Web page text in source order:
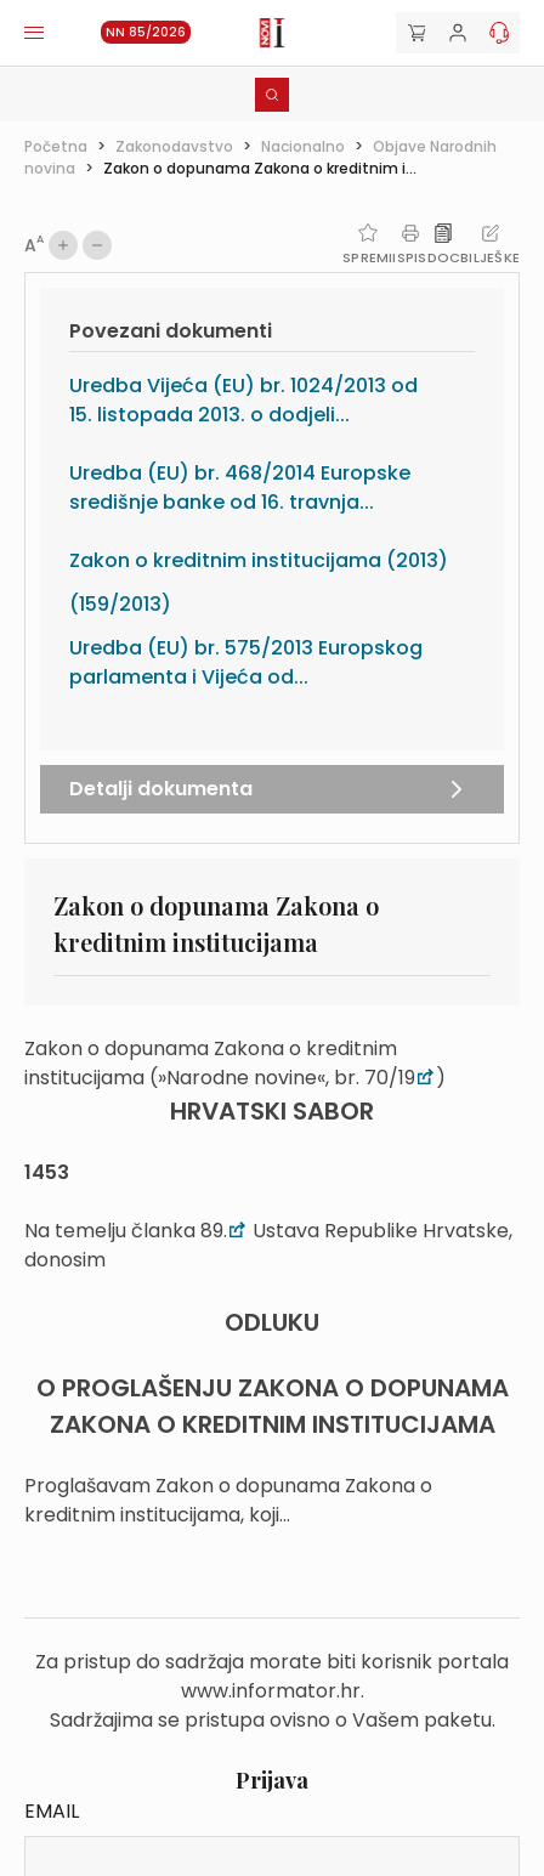
NN 85/2026
Početna > Zakonodavstvo > Nacionalno > Objave Narodnih
novina > Zakon o dopunama Zakona o kreditnim i...
AA
SPREMIISPISDOCBILJEŠKE
Povezani dokumenti
Uredba Vijeća (EU) br. 1024/2013 od
15. listopada 2013. o dodjeli...
Uredba (EU) br. 468/2014 Europske
središnje banke od 16. travnja...
Zakon o kreditnim institucijama (2013)
(159/2013)
Uredba (EU) br. 575/2013 Europskog
parlamenta i Vijeća od...
Detalji dokumenta
Zakon o dopunama Zakona o
kreditnim institucijama
Zakon o dopunama Zakona o kreditnim
institucijama (»Narodne novine«, br. 70/19
)
HRVATSKI SABOR
1453
Na temelju članka 89.
Ustava Republike Hrvatske,
donosim
ODLUKU
O PROGLAŠENJU ZAKONA O DOPUNAMA
ZAKONA O KREDITNIM INSTITUCIJAMA
Proglašavam Zakon o dopunama Zakona o
kreditnim institucijama, koji...
Za pristup do sadržaja morate biti korisnik portala
www.informator.hr.
Sadržajima se pristupa ovisno o Vašem paketu.
Prijava
EMAIL